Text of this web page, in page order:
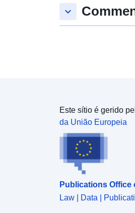
obtidos
agregados para
keyboard_arrow_down
Este sítio é gerido
da União Europeia
Publications Office
Law | Data |